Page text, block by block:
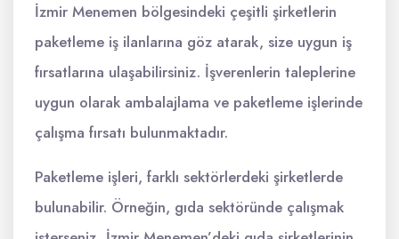
İzmir Menemen bölgesindeki çeşitli şirketlerin
paketleme iş ilanlarına göz atarak, size uygun iş
fırsatlarına ulaşabilirsiniz. İşverenlerin taleplerine
uygun olarak ambalajlama ve paketleme işlerinde
çalışma fırsatı bulunmaktadır.
Paketleme işleri, farklı sektörlerdeki şirketlerde
bulunabilir. Örneğin, gıda sektöründe çalışmak